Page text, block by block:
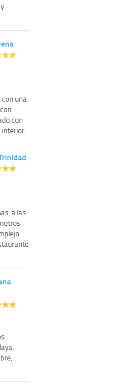
una
con
a las